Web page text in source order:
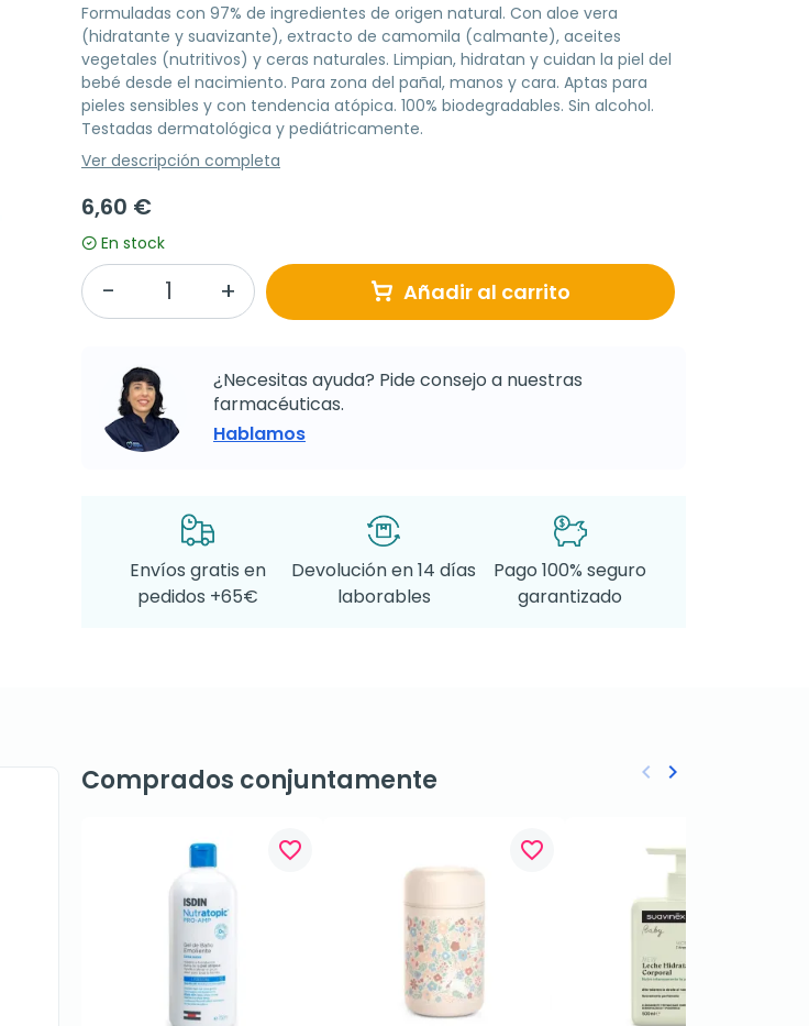
Formuladas con 97% de ingredientes de origen natural. Con aloe vera
(hidratante y suavizante), extracto de camomila (calmante), aceites
vegetales (nutritivos) y ceras naturales. Limpian, hidratan y cuidan la piel del
bebé desde el nacimiento. Para zona del pañal, manos y cara. Aptas para
pieles sensibles y con tendencia atópica. 100% biodegradables. Sin alcohol.
Testadas dermatológica y pediátricamente.
Ver descripción completa
6,60 €
En stock
Añadir al carrito
¿Necesitas ayuda? Pide consejo a nuestras
farmacéuticas.
Hablamos
Envíos gratis en
pedidos +65€
Devolución en 14 días
laborables
Pago 100% seguro
garantizado
Comprados conjuntamente
favorite_border favorite_border
Anterior
keyboard_arrow_left Siguiente
keyboard_arrow_right